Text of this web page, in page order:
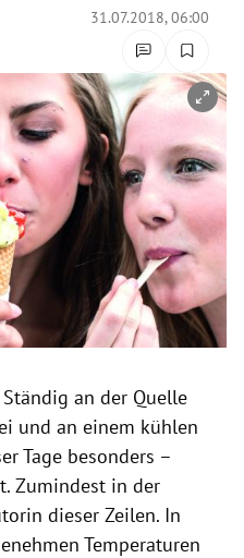
31.07.2018, 06:00
an der Quelle
und an einem kühlen
Tage besonders –
Zumindest in der
dieser Zeilen. In
Temperaturen